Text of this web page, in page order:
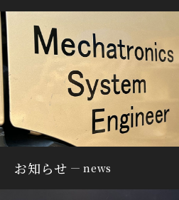
お知らせ news